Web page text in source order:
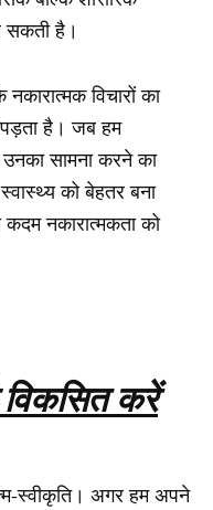
सकती है।
विचारों का
है। जब हम
सामना करने का
को बेहतर बना
नकारात्मकता को
करें
स्वीकृति। अगर हम अपने